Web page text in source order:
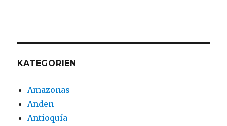
KATEGORIEN
Amazonas
Anden
Antioquía